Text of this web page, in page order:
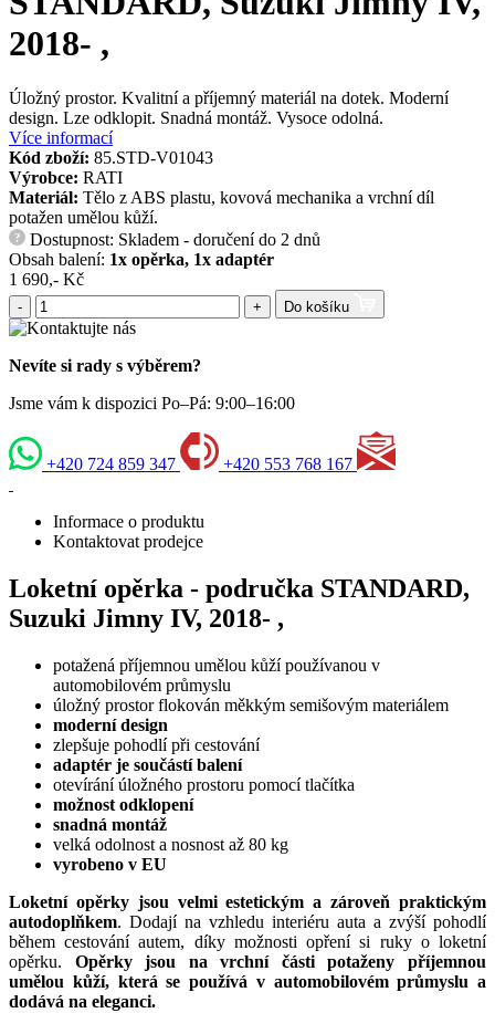
2018- ,
Úložný prostor. Kvalitní a příjemný materiál na dotek. Moderní
design. Lze odklopit. Snadná montáž. Vysoce odolná.
Více informací
Kód zboží: 85.STD-V01043
Výrobce: RATI
Materiál: Tělo z ABS plastu, kovová mechanika a vrchní díl
potažen umělou kůží.
?
Dostupnost: Skladem - doručení do 2 dnů
Obsah balení: 1x opěrka, 1x adaptér
1 690,- Kč
- + Do košíku
Nevíte si rady s výběrem?
Jsme vám k dispozici Po–Pá: 9:00–16:00
+420 724 859 347 +420 553 768 167
Informace o produktu
Kontaktovat prodejce
Loketní opěrka - područka STANDARD,
Suzuki Jimny IV, 2018- ,
potažená příjemnou umělou kůží používanou v
automobilovém průmyslu
úložný prostor flokován měkkým semišovým materiálem
moderní design
zlepšuje pohodlí při cestování
adaptér je součástí balení
otevírání úložného prostoru pomocí tlačítka
možnost odklopení
snadná montáž
velká odolnost a nosnost až 80 kg
vyrobeno v EU
Loketní opěrky jsou velmi estetickým a zároveň praktickým
autodoplňkem. Dodají na vzhledu interiéru auta a zvýší pohodlí
během cestování autem, díky možnosti opření si ruky o loketní
opěrku. Opěrky jsou na vrchní části potaženy příjemnou
umělou kůží, která se používá v automobilovém průmyslu a
dodává na eleganci.